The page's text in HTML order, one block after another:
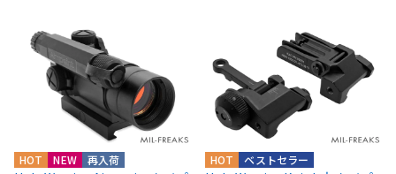
HOT NEW 再入荷 HOT ベストセラー